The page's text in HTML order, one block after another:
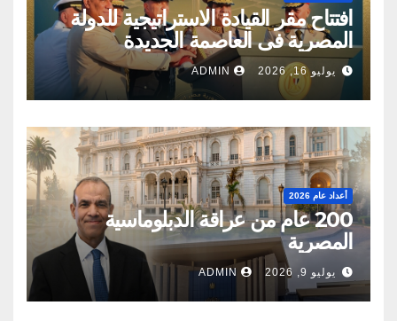
‬المصرية‭ ‬فى‭ ‬العاصمة‭ ‬الجديدة
يوليو 16, 2026 ADMIN
أعداد عام 2026
200 عام من عراقة الدبلوماسية
المصرية
يوليو 9, 2026 ADMIN